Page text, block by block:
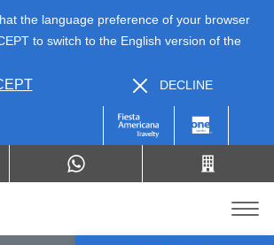
the language preference of your browser
to switch to the English version of the
DECLINE